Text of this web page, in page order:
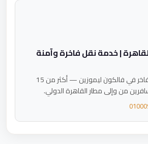
| خدمة نقل فاخرة وآمنة
فريق خبراء النقل الفاخر في فالكون ليموزين — أكثر من 15
من وإلى مطار القاهرة الدولي.